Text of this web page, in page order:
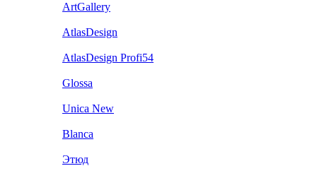
ArtGallery
AtlasDesign
AtlasDesign Profi54
Glossa
Unica New
Blanca
Этюд